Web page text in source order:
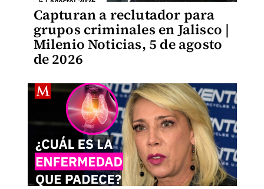
Capturan a reclutador para
grupos criminales en Jalisco |
Milenio Noticias, 5 de agosto
de 2026